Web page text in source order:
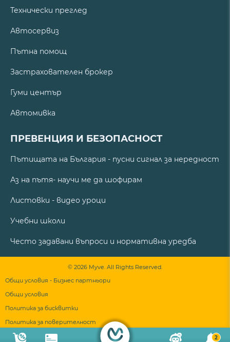
2
Технически преглед
Автосервиз
Пътна помощ
Застрахователен брокер
Гуми център
Автомивка
ПРЕВЕНЦИЯ И БЕЗОПАСНОСТ
Пътищата на България - пусни сигнал за нередност
Аз на пътя- научи ме да шофирам
Листовки - видео уроци
Учебни школи
Често задавани въпроси и нормативна уредба
© 2026 Myve. All Rights Reserved.
Общи условия - Бизнес партньори
Общи условия
Политика за бисквитки
Политика за поверителност